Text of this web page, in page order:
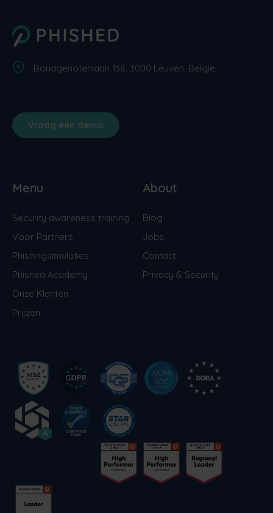
Bondgenotenlaan 138, 3000 Leuven, België
Vraag een demo
Menu
Security awareness training
Voor Partners
Phishingsimulaties
Phished Academy
Onze Klanten
Prijzen
About
Blog
Jobs
Contact
Privacy & Security